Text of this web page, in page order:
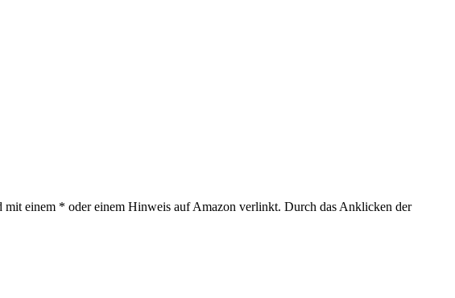
einem * oder einem Hinweis auf Amazon verlinkt. Durch das Anklicken der